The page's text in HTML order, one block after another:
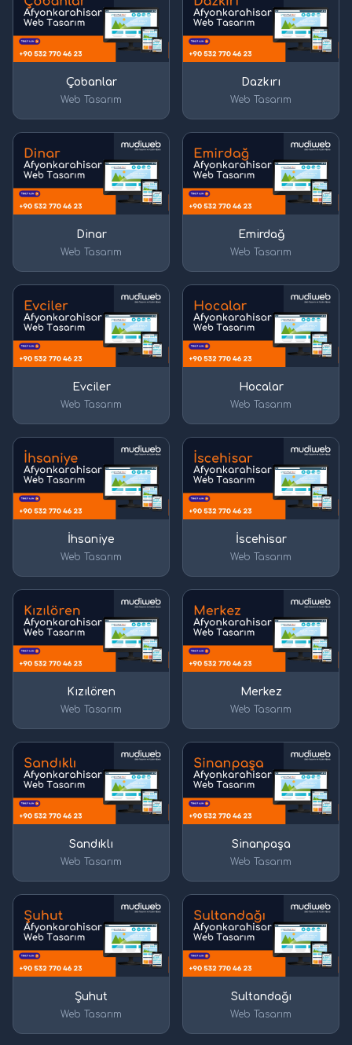
Çobanlar
Web Tasarım
Dazkırı
Web Tasarım
Dinar
Web Tasarım
Emirdağ
Web Tasarım
Evciler
Web Tasarım
Hocalar
Web Tasarım
İhsaniye
Web Tasarım
İscehisar
Web Tasarım
Kızılören
Web Tasarım
Merkez
Web Tasarım
Sandıklı
Web Tasarım
Sinanpaşa
Web Tasarım
Şuhut
Web Tasarım
Sultandağı
Web Tasarım